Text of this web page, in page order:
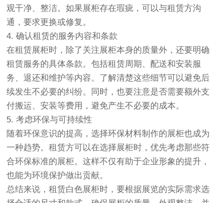
观干净、整洁。如果展柜存在瑕疵，可以与租赁方沟
通，要求更换或修复。
4. 确认租赁的服务内容和条款
在租赁展柜时，除了关注展柜本身的质量外，还要明确
租赁服务的具体条款。包括租赁周期、配送和安装服
务、退还和维护等内容。了解清楚这些细节可以避免后
续发生不必要的纠纷。同时，也要注意是否需要额外支
付搬运、安装等费用，避免产生不必要的成本。
5. 考虑环保与可持续性
随着环保意识的提高，选择环保材料制作的展柜也成为
一种趋势。租赁方可以在选择展柜时，优先考虑那些符
合环保标准的展柜。这样不仅有助于企业形象的提升，
也能为环境保护做出贡献。
总结来说，租赁白色展柜时，要根据展览的实际需求选